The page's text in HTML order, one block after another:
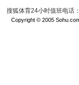
搜狐体育24小时值班电话
Copyright © 2005